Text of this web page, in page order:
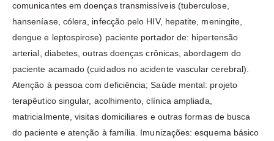
comunicantes em doenças transmissíveis (tuberculose,
hanseníase, cólera, infecção pelo HIV, hepatite, meningite,
dengue e leptospirose) paciente portador de: hipertensão
arterial, diabetes, outras doenças crônicas, abordagem do
paciente acamado (cuidados no acidente vascular cerebral).
Atenção à pessoa com deficiência; Saúde mental: projeto
terapêutico singular, acolhimento, clínica ampliada,
matricialmente, visitas domiciliares e outras formas de busca
do paciente e atenção à família. Imunizações: esquema básico